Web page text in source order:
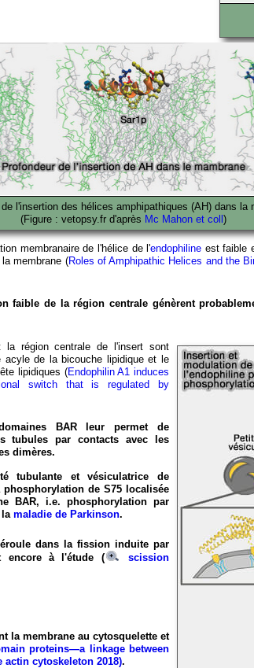
l'insertion des hélices amphipathiques (AH)dans la
(Figure : vetopsy.fr d'après Mc Mahon et coll)
membranaire de l'hélice de l'endophiline est faible
membrane (Roles of Amphipathic Helices and the
faible de la région centrale génèrent
la région centrale de l'insert sont
acyle de la bicouche lipidique et le
lipidiques (Endophilin A1 induces
switch that is regulated by
BAR leur permet de
tubules par contacts avec les
dimères.
tubulante et vésiculatrice de
de S75 localisée
BAR, i.e. phosphorylation par
lamaladie de Parkinson.
dans la fission induite par
encore à l'étude (
scission
la membrane au cytosquelette et
proteins—a linkage between
cytoskeleton 2018).